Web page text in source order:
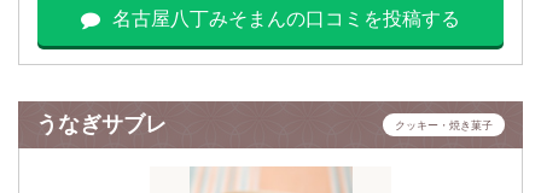
名古屋八丁みそまんの口コミを投稿する
うなぎサブレ クッキー・焼き菓子